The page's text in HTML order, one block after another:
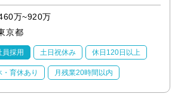
万~920万
京都
員採用 土日祝休み 休日120日以上
・育休あり 月残業20時間以内